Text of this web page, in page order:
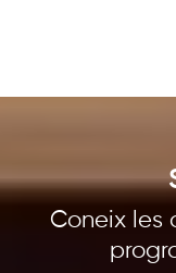
Coneix les